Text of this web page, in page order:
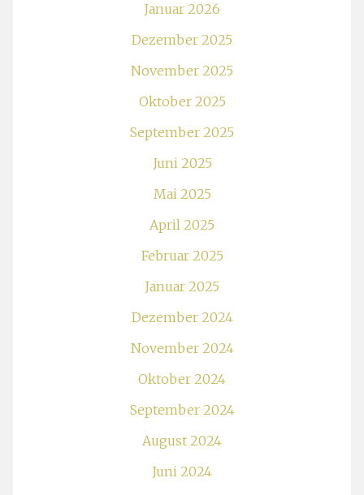
Januar 2026
Dezember 2025
November 2025
Oktober 2025
September 2025
Juni 2025
Mai 2025
April 2025
Februar 2025
Januar 2025
Dezember 2024
November 2024
Oktober 2024
September 2024
August 2024
Juni 2024